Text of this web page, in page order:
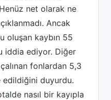
net olarak ne
Ancak
oluşan kaybın 55
iddia ediyor. Diğer
fonlardan 5,3
edildiğini duyurdu.
nasıl bir kayıpla